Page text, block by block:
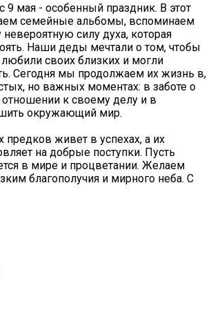
9 мая - особенный праздник. В этот
семейные альбомы, вспоминаем
невероятную силу духа, которая
Наши деды мечтали о том, чтобы
своих близких и могли
Сегодня мы продолжаем их жизнь в,
но важных моментах: в заботе о
к своему делу и в
окружающий мир.
предков живет в успехах, а их
на добрые поступки. Пусть
в мире и процветании. Желаем
благополучия и мирного неба. С